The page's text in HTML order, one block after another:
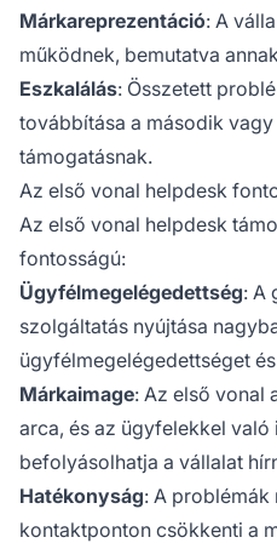
Márkareprezentáció: A
működnek, bemutatva
Eszkalálás: Összetett
továbbítása a második
támogatásnak.
Az első vonal helpdesk
Az első vonal helpdesk
fontosságú:
Ügyfélmegelégedettség: A
szolgáltatás nyújtása
ügyfélmegelégedettséget
Márkaimage: Az első vonal
arca, és az ügyfelekkel
befolyásolhatja a vállalat
Hatékonyság: A problémák
kontaktponton csökkenti a